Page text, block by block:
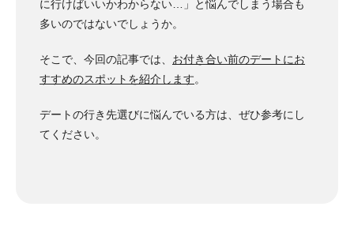
に行けばいいかわからない…」と悩んでしまう場合も
多いのではないでしょうか。
そこで、今回の記事では、 お付き合い前のデートにお
すすめのスポットを紹介します。
デートの行き先選びに悩んでいる方は、ぜひ参考にし
てください。